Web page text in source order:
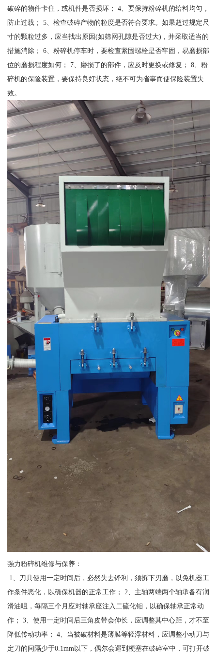
破碎的物件卡住，或机件是否损坏； 4、要保持粉碎机的给料均匀，
防止过载； 5、检查破碎产物的粒度是否符合要求。如果超过规定尺
寸的颗粒过多，应当找出原因(如筛网孔隙是否过大)，并采取适当的
措施消除； 6、粉碎机停车时，要检查紧固螺栓是否牢固，易磨损部
位的磨损程度如何； 7、磨损了的部件，应及时更换或修复； 8、粉
碎机的保险装置，要保持良好状态，绝不可为省事而使保险装置失
效。
强力粉碎机维修与保养：
1、刀具使用一定时间后，必然失去锋利，须拆下刃磨，以免机器工
作条件恶化，以确保机器的正常工作； 2、主轴两端两个轴承备有润
滑油咀，每隔三个月应对轴承座注入二硫化钼，以确保轴承正常动
作； 3、使用一定时间后三角皮带会伸长，应调整其中心距，才不至
降低传动功率； 4、当被破材料是薄膜等轻浮材料，应调整小动刀与
定刀的间隔少于0.1mm以下，偶尔会遇到梗塞在破碎室中，可打开破